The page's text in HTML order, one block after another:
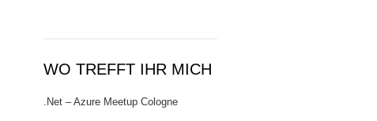
WO TREFFT IHR MICH
.Net – Azure Meetup Cologne